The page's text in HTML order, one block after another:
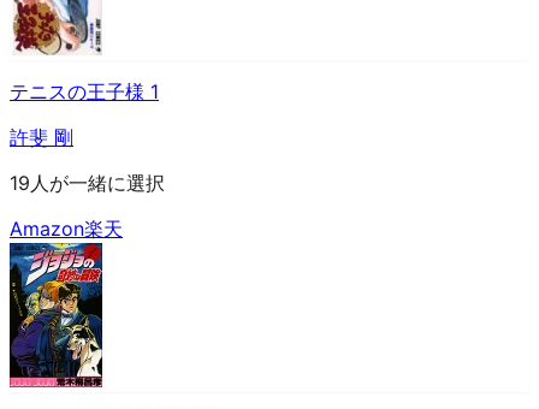
テニスの王子様 1
許斐 剛
19人が一緒に選択
Amazon楽天